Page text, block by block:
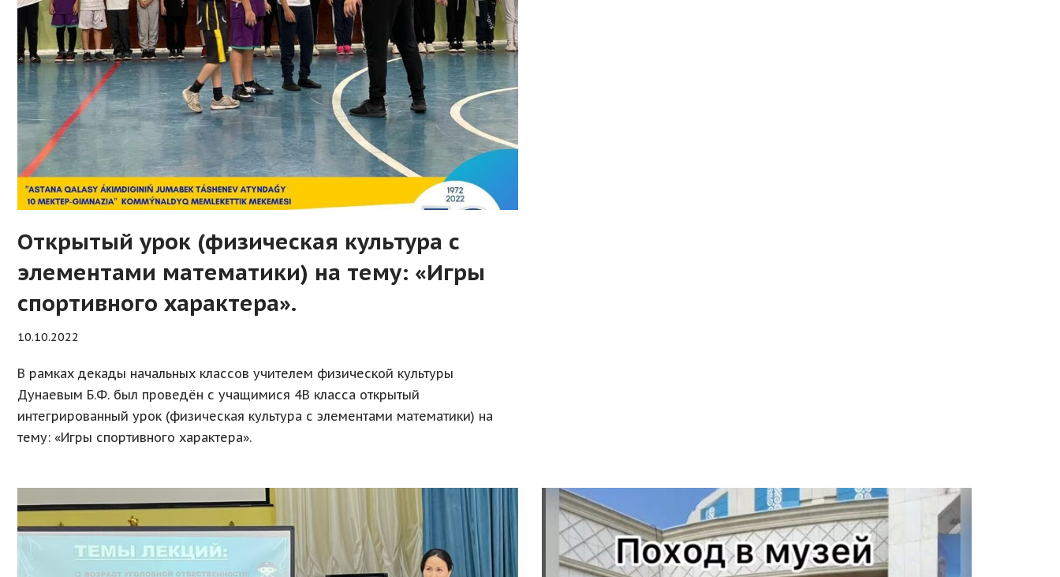
Открытый урок (физическая культура с
элементами математики) на тему: «Игры
спортивного характера».
10.10.2022
В рамках декады начальных классов учителем физической культуры
Дунаевым Б.Ф. был проведён с учащимися 4В класса открытый
интегрированный урок (физическая культура с элементами математики) на
тему: «Игры спортивного характера».